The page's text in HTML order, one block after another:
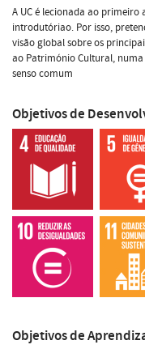
A UC é lecionada ao
introdutóriao. Por isso,
visão global sobre os
ao Património Cultural, numa
senso comum
Objetivos de
Objetivos de